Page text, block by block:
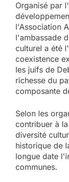
Organisé par
l'Association
l'ambassade
culturel a été
coexistence
les juifs de
richesse du
composante
Selon les
contribuer à
diversité
historique de
longue date
communes.